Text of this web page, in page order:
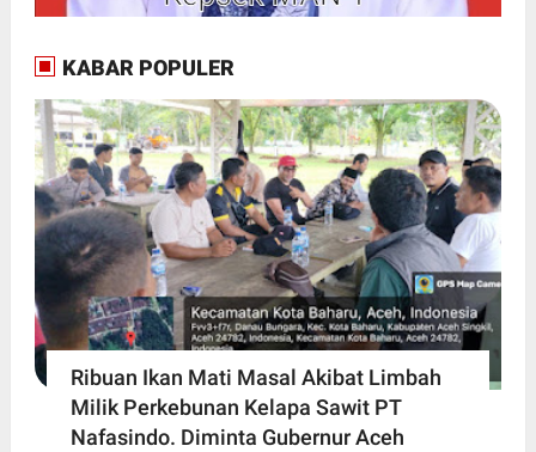
KABAR POPULER
Ribuan Ikan Mati Masal Akibat Limbah
Milik Perkebunan Kelapa Sawit PT
Nafasindo. Diminta Gubernur Aceh